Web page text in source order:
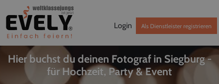
Login Als Dienstleister registrieren
Hier buchst du deinen Fotograf in Siegburg -
für Hochzeit, Party & Event